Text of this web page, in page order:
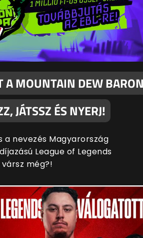
A MOUNTAIN DEW
JÁTSSZ ÉS NYERJ!
a nevezés Magyarország
League of Legends
még?!